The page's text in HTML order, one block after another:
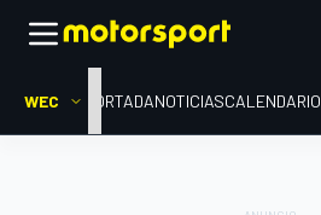
WEC PORTADANOTICIASCALENDARIO